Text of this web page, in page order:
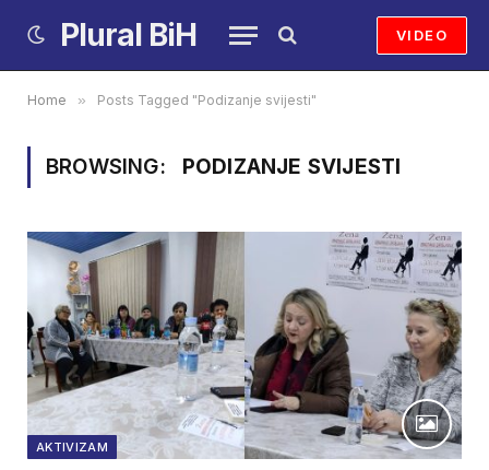
Plural BiH VIDEO
Home » Posts Tagged "Podizanje svijesti"
BROWSING: PODIZANJE SVIJESTI
AKTIVIZAM